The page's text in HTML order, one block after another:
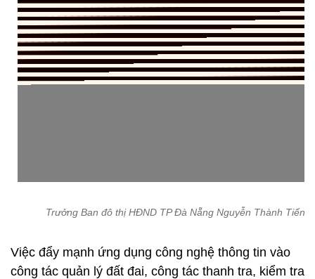
Trưởng Ban đô thị HĐND TP Đà Nẵng Nguyễn Thành Tiến
Việc đẩy mạnh ứng dụng công nghệ thông tin vào
công tác quản lý đất đai, công tác thanh tra, kiểm tra